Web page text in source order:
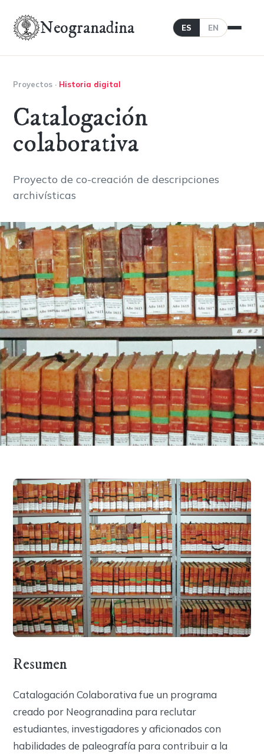
Neogranadina ES EN
Proyectos · Historia digital
Catalogación
colaborativa
Proyecto de co-creación de descripciones
archivísticas
Resumen
Catalogación Colaborativa fue un programa
creado por Neogranadina para reclutar
estudiantes, investigadores y aficionados con
habilidades de paleografía para contribuir a la